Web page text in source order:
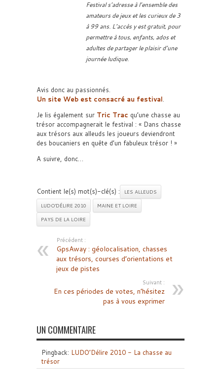
Festival s’adresse à l’ensemble des
amateurs de jeux et les curieux de 3
à 99 ans. L’accès y est gratuit, pour
permettre à tous, enfants, ados et
adultes de partager le plaisir d’une
journée ludique.
Avis donc au passionnés.
Un site Web est consacré au festival.
Je lis également sur Tric Trac qu’une chasse au
trésor accompagnerait le festival : « Dans chasse
aux trésors aux alleuds les joueurs deviendront
des boucaniers en quête d’un fabuleux trésor ! »
A suivre, donc…
Contient le(s) mot(s)-clé(s) :
LES ALLEUDS
LUDO'DÉLIRE 2010
MAINE ET LOIRE
PAYS DE LA LOIRE
Précédent :
GpsAway : géolocalisation, chasses
aux trésors, courses d’orientations et
jeux de pistes
Suivant :
En ces périodes de votes, n’hésitez
pas à vous exprimer
UN COMMENTAIRE
Pingback: LUDO’Délire 2010 - La chasse au
trésor